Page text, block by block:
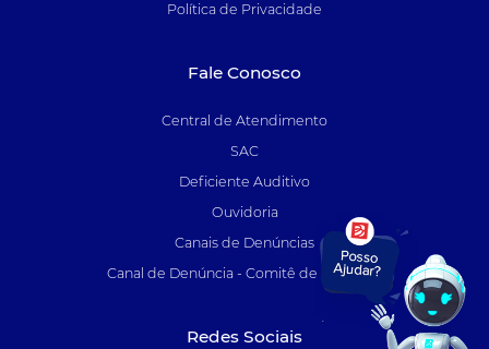
Política de Privacidade
Fale Conosco
Central de Atendimento
SAC
Deficiente Auditivo
Ouvidoria
Canais de Denúncias
Canal de Denúncia - Comitê de Auditoria
Redes Sociais